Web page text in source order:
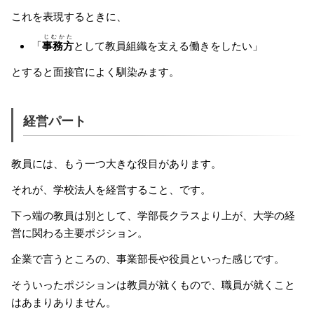
これを表現するときに、
「事務方
じむかた
として教員組織を支える働きをしたい」
とすると面接官によく馴染みます。
経営パート
教員には、もう一つ大きな役目があります。
それが、学校法人を経営すること、です。
下っ端の教員は別として、学部長クラスより上が、大学の経
営に関わる主要ポジション。
企業で言うところの、事業部長や役員といった感じです。
そういったポジションは教員が就くもので、職員が就くこと
はあまりありません。